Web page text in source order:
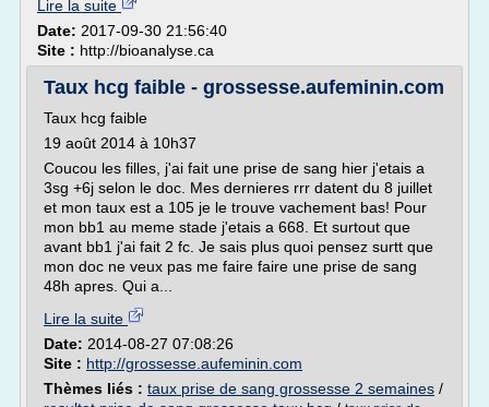
Lire la suite
Date: 2017-09-30 21:56:40
Site : http://bioanalyse.ca
Taux hcg faible - grossesse.aufeminin.com
Taux hcg faible
19 août 2014 à 10h37
Coucou les filles, j'ai fait une prise de sang hier j'etais a
3sg +6j selon le doc. Mes dernieres rrr datent du 8 juillet
et mon taux est a 105 je le trouve vachement bas! Pour
mon bb1 au meme stade j'etais a 668. Et surtout que
avant bb1 j'ai fait 2 fc. Je sais plus quoi pensez surtt que
mon doc ne veux pas me faire faire une prise de sang
48h apres. Qui a...
Lire la suite
Date: 2014-08-27 07:08:26
Site : http://grossesse.aufeminin.com
Thèmes liés : taux prise de sang grossesse 2 semaines /